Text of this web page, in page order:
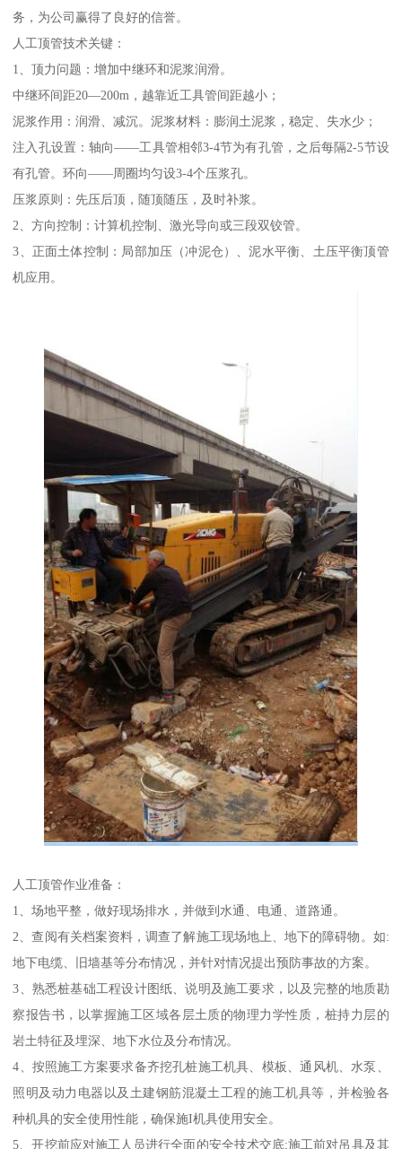
务，为公司赢得了良好的信誉。
人工顶管技术关键：
1、顶力问题：增加中继环和泥浆润滑。
中继环间距20—200m，越靠近工具管间距越小；
泥浆作用：润滑、减沉。泥浆材料：膨润土泥浆，稳定、失水少；
注入孔设置：轴向——工具管相邻3-4节为有孔管，之后每隔2-5节设
有孔管。环向——周圈均匀设3-4个压浆孔。
压浆原则：先压后顶，随顶随压，及时补浆。
2、方向控制：计算机控制、激光导向或三段双铰管。
3、正面土体控制：局部加压（冲泥仓）、泥水平衡、土压平衡顶管
机应用。
人工顶管作业准备：
1、场地平整，做好现场排水，并做到水通、电通、道路通。
2、查阅有关档案资料，调查了解施工现场地上、地下的障碍物。如:
地下电缆、旧墙基等分布情况，并针对情况提出预防事故的方案。
3、熟悉桩基础工程设计图纸、说明及施工要求，以及完整的地质勘
察报告书，以掌握施工区域各层土质的物理力学性质，桩持力层的
岩土特征及埋深、地下水位及分布情况。
4、按照施工方案要求备齐挖孔桩施工机具、模板、通风机、水泵、
照明及动力电器以及土建钢筋混凝土工程的施工机具等，并检验各
种机具的安全使用性能，确保施I机具使用安全。
5、开挖前应对施工人员进行全面的安全技术交底;施工前对吊具及其